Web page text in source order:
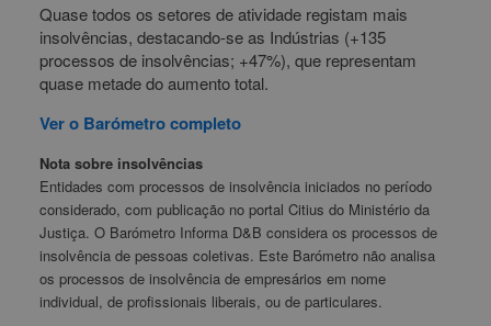
Quase todos os setores de atividade registam mais
insolvências, destacando-se as Indústrias (+135
processos de insolvências; +47%), que representam
quase metade do aumento total.
Ver o Barómetro completo
Nota sobre insolvências
Entidades com processos de insolvência iniciados no período
considerado, com publicação no portal Citius do Ministério da
Justiça. O Barómetro Informa D&B considera os processos de
insolvência de pessoas coletivas. Este Barómetro não analisa
os processos de insolvência de empresários em nome
individual, de profissionais liberais, ou de particulares.